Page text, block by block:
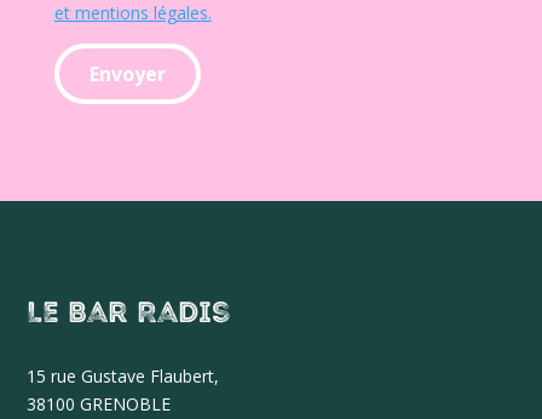
et mentions légales.
Le Bar Radis
15 rue Gustave Flaubert,
38100 GRENOBLE